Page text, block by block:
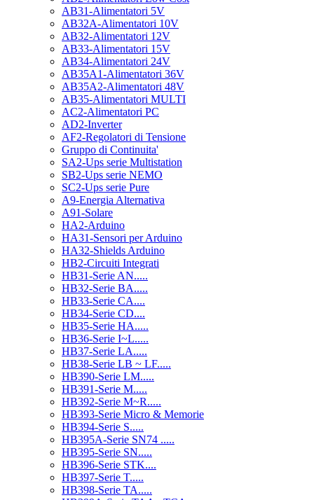
AB31-Alimentatori 5V
AB32A-Alimentatori 10V
AB32-Alimentatori 12V
AB33-Alimentatori 15V
AB34-Alimentatori 24V
AB35A1-Alimentatori 36V
AB35A2-Alimentatori 48V
AB35-Alimentatori MULTI
AC2-Alimentatori PC
AD2-Inverter
AF2-Regolatori di Tensione
Gruppo di Continuita'
SA2-Ups serie Multistation
SB2-Ups serie NEMO
SC2-Ups serie Pure
A9-Energia Alternativa
A91-Solare
HA2-Arduino
HA31-Sensori per Arduino
HA32-Shields Arduino
HB2-Circuiti Integrati
HB31-Serie AN.....
HB32-Serie BA.....
HB33-Serie CA....
HB34-Serie CD....
HB35-Serie HA.....
HB36-Serie I~L.....
HB37-Serie LA.....
HB38-Serie LB ~ LF.....
HB390-Serie LM.....
HB391-Serie M.....
HB392-Serie M~R.....
HB393-Serie Micro & Memorie
HB394-Serie S.....
HB395A-Serie SN74 .....
HB395-Serie SN.....
HB396-Serie STK....
HB397-Serie T.....
HB398-Serie TA.....